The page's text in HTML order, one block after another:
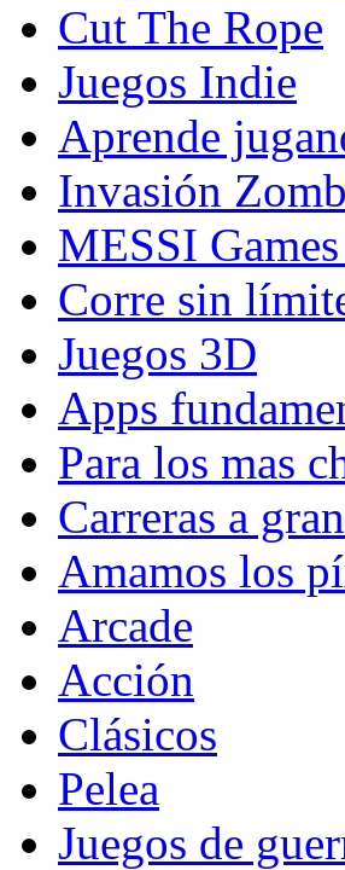
Cut The Rope
Juegos Indie
Aprende
Invasión
MESSI
Corre sin
Juegos 3D
Apps
Para los mas
Carreras a
Amamos los
Arcade
Acción
Clásicos
Pelea
Juegos de